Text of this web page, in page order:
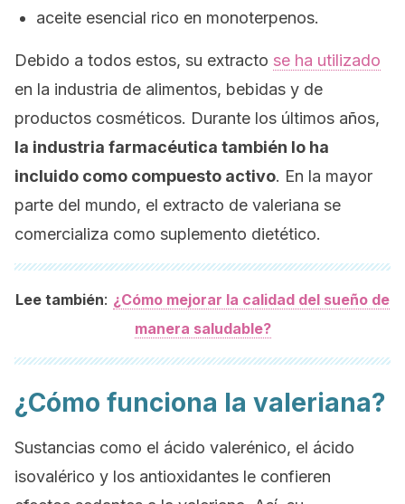
aceite esencial rico en monoterpenos.
Debido a todos estos, su extracto se ha utilizado
en la industria de alimentos, bebidas y de
productos cosméticos. Durante los últimos años,
la industria farmacéutica también lo ha
incluido como compuesto activo. En la mayor
parte del mundo, el extracto de valeriana se
comercializa como suplemento dietético.
Lee también: ¿Cómo mejorar la calidad del sueño de
manera saludable?
¿Cómo funciona la valeriana?
Sustancias como el ácido valerénico, el ácido
isovalérico y los antioxidantes le confieren